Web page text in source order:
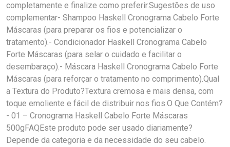
completamente e finalize como preferir.Sugestões de uso
complementar- Shampoo Haskell Cronograma Cabelo Forte
Máscaras (para preparar os fios e potencializar o
tratamento).- Condicionador Haskell Cronograma Cabelo
Forte Máscaras (para selar o cuidado e facilitar o
desembaraço).- Máscara Haskell Cronograma Cabelo Forte
Máscaras (para reforçar o tratamento no comprimento).Qual
a Textura do Produto?Textura cremosa e mais densa, com
toque emoliente e fácil de distribuir nos fios.O Que Contém?
- 01 – Cronograma Haskell Cabelo Forte Máscaras
500gFAQEste produto pode ser usado diariamente?
Depende da categoria e da necessidade do seu cabelo.